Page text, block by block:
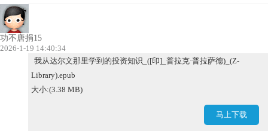
功不唐捐15
2026-1-19 14:40:34
我从达尔文那里学到的投资知识_([印]_普拉克·普拉萨德)_(Z-
Library).epub
大小:(3.38 MB)
马上下载